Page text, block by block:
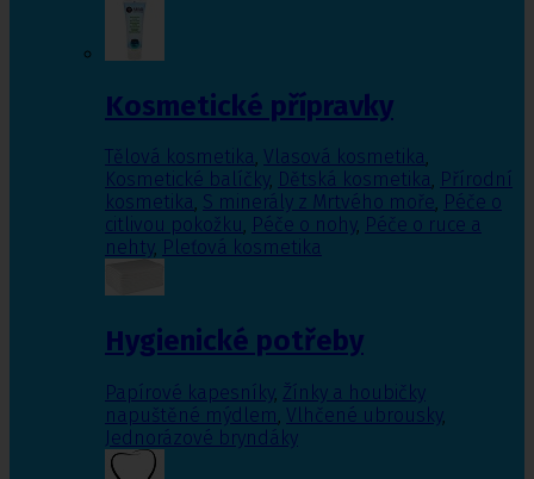
Kosmetické přípravky
Tělová kosmetika, Vlasová kosmetika,
Kosmetické balíčky, Dětská kosmetika, Přírodní
kosmetika, S minerály z Mrtvého moře, Péče o
citlivou pokožku, Péče o nohy, Péče o ruce a
nehty, Pleťová kosmetika
Hygienické potřeby
Papírové kapesníky, Žínky a houbičky
napuštěné mýdlem, Vlhčené ubrousky,
Jednorázové bryndáky